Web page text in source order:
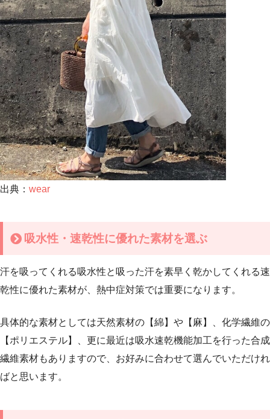
出典： wear
吸水性・速乾性に優れた素材を選ぶ
汗を吸ってくれる吸水性と吸った汗を素早く乾かしてくれる速
乾性に優れた素材が、熱中症対策では重要になります。
具体的な素材としては天然素材の【綿】や【麻】、化学繊維の
【ポリエステル】、更に最近は吸水速乾機能加工を行った合成
繊維素材もありますので、お好みに合わせて選んでいただけれ
ばと思います。